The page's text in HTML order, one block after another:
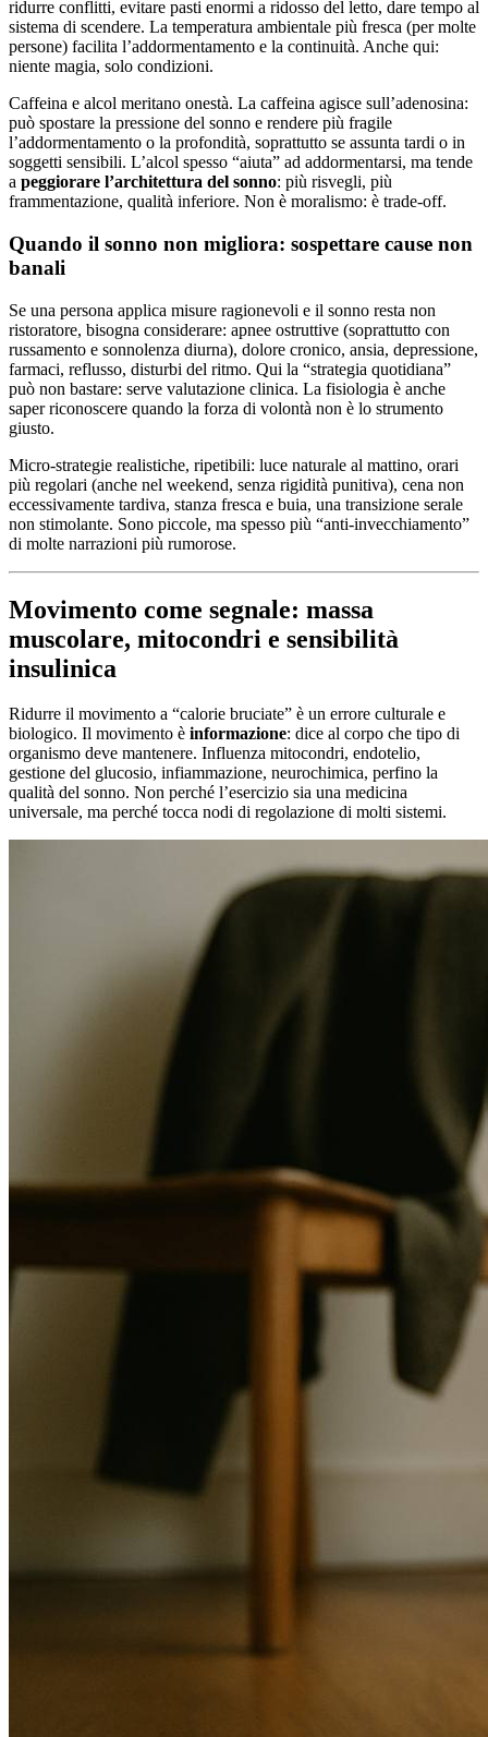
ridurre conflitti, evitare pasti enormi a ridosso del letto, dare tempo al
sistema di scendere. La temperatura ambientale più fresca (per molte
persone) facilita l’addormentamento e la continuità. Anche qui:
niente magia, solo condizioni.
Caffeina e alcol meritano onestà. La caffeina agisce sull’adenosina:
può spostare la pressione del sonno e rendere più fragile
l’addormentamento o la profondità, soprattutto se assunta tardi o in
soggetti sensibili. L’alcol spesso “aiuta” ad addormentarsi, ma tende
a peggiorare l’architettura del sonno: più risvegli, più
frammentazione, qualità inferiore. Non è moralismo: è trade-off.
Quando il sonno non migliora: sospettare cause non
banali
Se una persona applica misure ragionevoli e il sonno resta non
ristoratore, bisogna considerare: apnee ostruttive (soprattutto con
russamento e sonnolenza diurna), dolore cronico, ansia, depressione,
farmaci, reflusso, disturbi del ritmo. Qui la “strategia quotidiana”
può non bastare: serve valutazione clinica. La fisiologia è anche
saper riconoscere quando la forza di volontà non è lo strumento
giusto.
Micro-strategie realistiche, ripetibili: luce naturale al mattino, orari
più regolari (anche nel weekend, senza rigidità punitiva), cena non
eccessivamente tardiva, stanza fresca e buia, una transizione serale
non stimolante. Sono piccole, ma spesso più “anti-invecchiamento”
di molte narrazioni più rumorose.
Movimento come segnale: massa
muscolare, mitocondri e sensibilità
insulinica
Ridurre il movimento a “calorie bruciate” è un errore culturale e
biologico. Il movimento è informazione: dice al corpo che tipo di
organismo deve mantenere. Influenza mitocondri, endotelio,
gestione del glucosio, infiammazione, neurochimica, perfino la
qualità del sonno. Non perché l’esercizio sia una medicina
universale, ma perché tocca nodi di regolazione di molti sistemi.